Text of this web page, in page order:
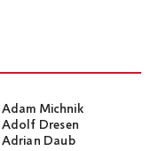
Adam Michnik
Adolf Dresen
Adrian Daub